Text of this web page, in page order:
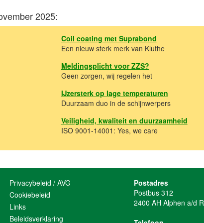
2025:
Coil coating met Suprabond
Een nieuw sterk merk van Kluthe
Meldingsplicht voor ZZS?
Geen zorgen, wij regelen het
IJzersterk op lage temperaturen
Duurzaam duo in de schijnwerpers
Veiligheid, kwaliteit en duurzaamheid
ISO 9001-14001: Yes, we care
Privacybeleid / AVG
Cookiebeleid
Links
Beleidsverklaring
Postadres
Postbus 312
2400 AH Alphen a/d